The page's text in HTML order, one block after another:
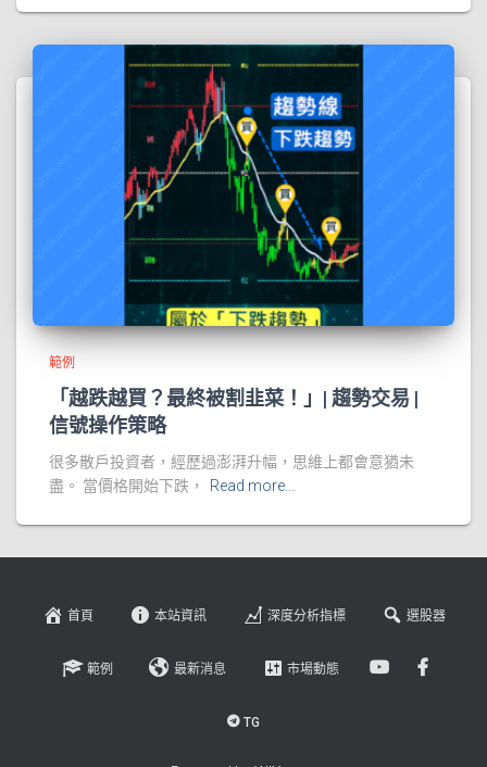
範例
「越跌越買？最終被割韭菜！」| 趨勢交易 |
信號操作策略
很多散戶投資者，經歷過澎湃升幅，思維上都會意猶未
盡。 當價格開始下跌，
Read more…
首頁 本站資訊 深度分析指標 選股器
範例 最新消息 市場動態
TG